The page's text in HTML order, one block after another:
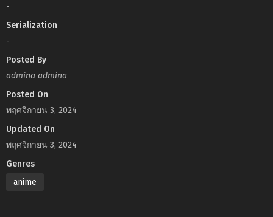
-
Serialization
-
Posted By
admina admina
Posted On
พฤศจิกายน 3, 2024
Updated On
พฤศจิกายน 3, 2024
Genres
anime